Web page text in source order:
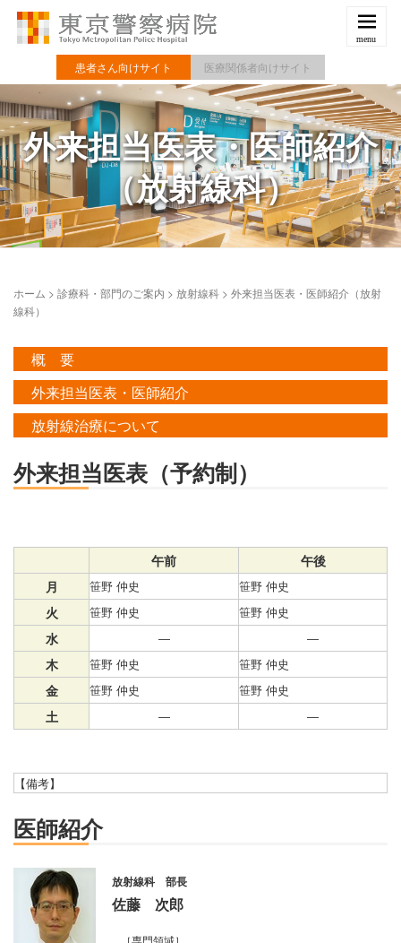
患者さん向けサイト 医療関係者向けサイト
外来担当医表・医師紹介
（放射線科）
ホーム > 診療科・部門のご案内 > 放射線科 > 外来担当医表・医師紹介（放射
線科）
概 要
外来担当医表・医師紹介
放射線治療について
外来担当医表（予約制）
午前
午後
月
笹野 仲史 笹野 仲史
火 笹野 仲史 笹野 仲史
水 ― ―
木 笹野 仲史 笹野 仲史
金 笹野 仲史 笹野 仲史
土 ― ―
【備考】
医師紹介
放射線科 部長
佐藤 次郎
［専門領域］